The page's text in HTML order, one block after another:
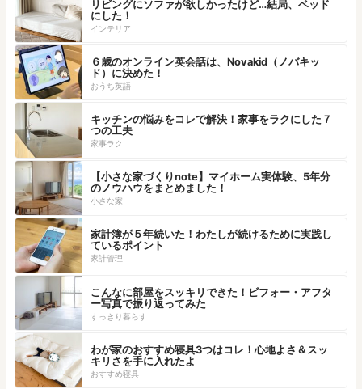
リビングにソファが欲しかったけど…結局、ベッド
にした！
インテリア
６歳のオンライン英会話は、Novakid（ノバキッ
ド）に決めた！
おうち英語
キッチンの悩みをコレで解決！家事をラクにした７
つの工夫
家事ラク
【小さな家づくりnote】マイホーム実体験、5年分
のノウハウをまとめました！
小さな家
家計簿が５年続いた！わたしが続けるために実践し
ているポイント
家計管理
こんなに部屋をスッキリできた！ビフォー・アフタ
ー写真で振り返ってみた
すっきり暮らす
わが家のおすすめ寝具3つはコレ！心地よさ＆スッ
キリさを手に入れたよ
おすすめ寝具